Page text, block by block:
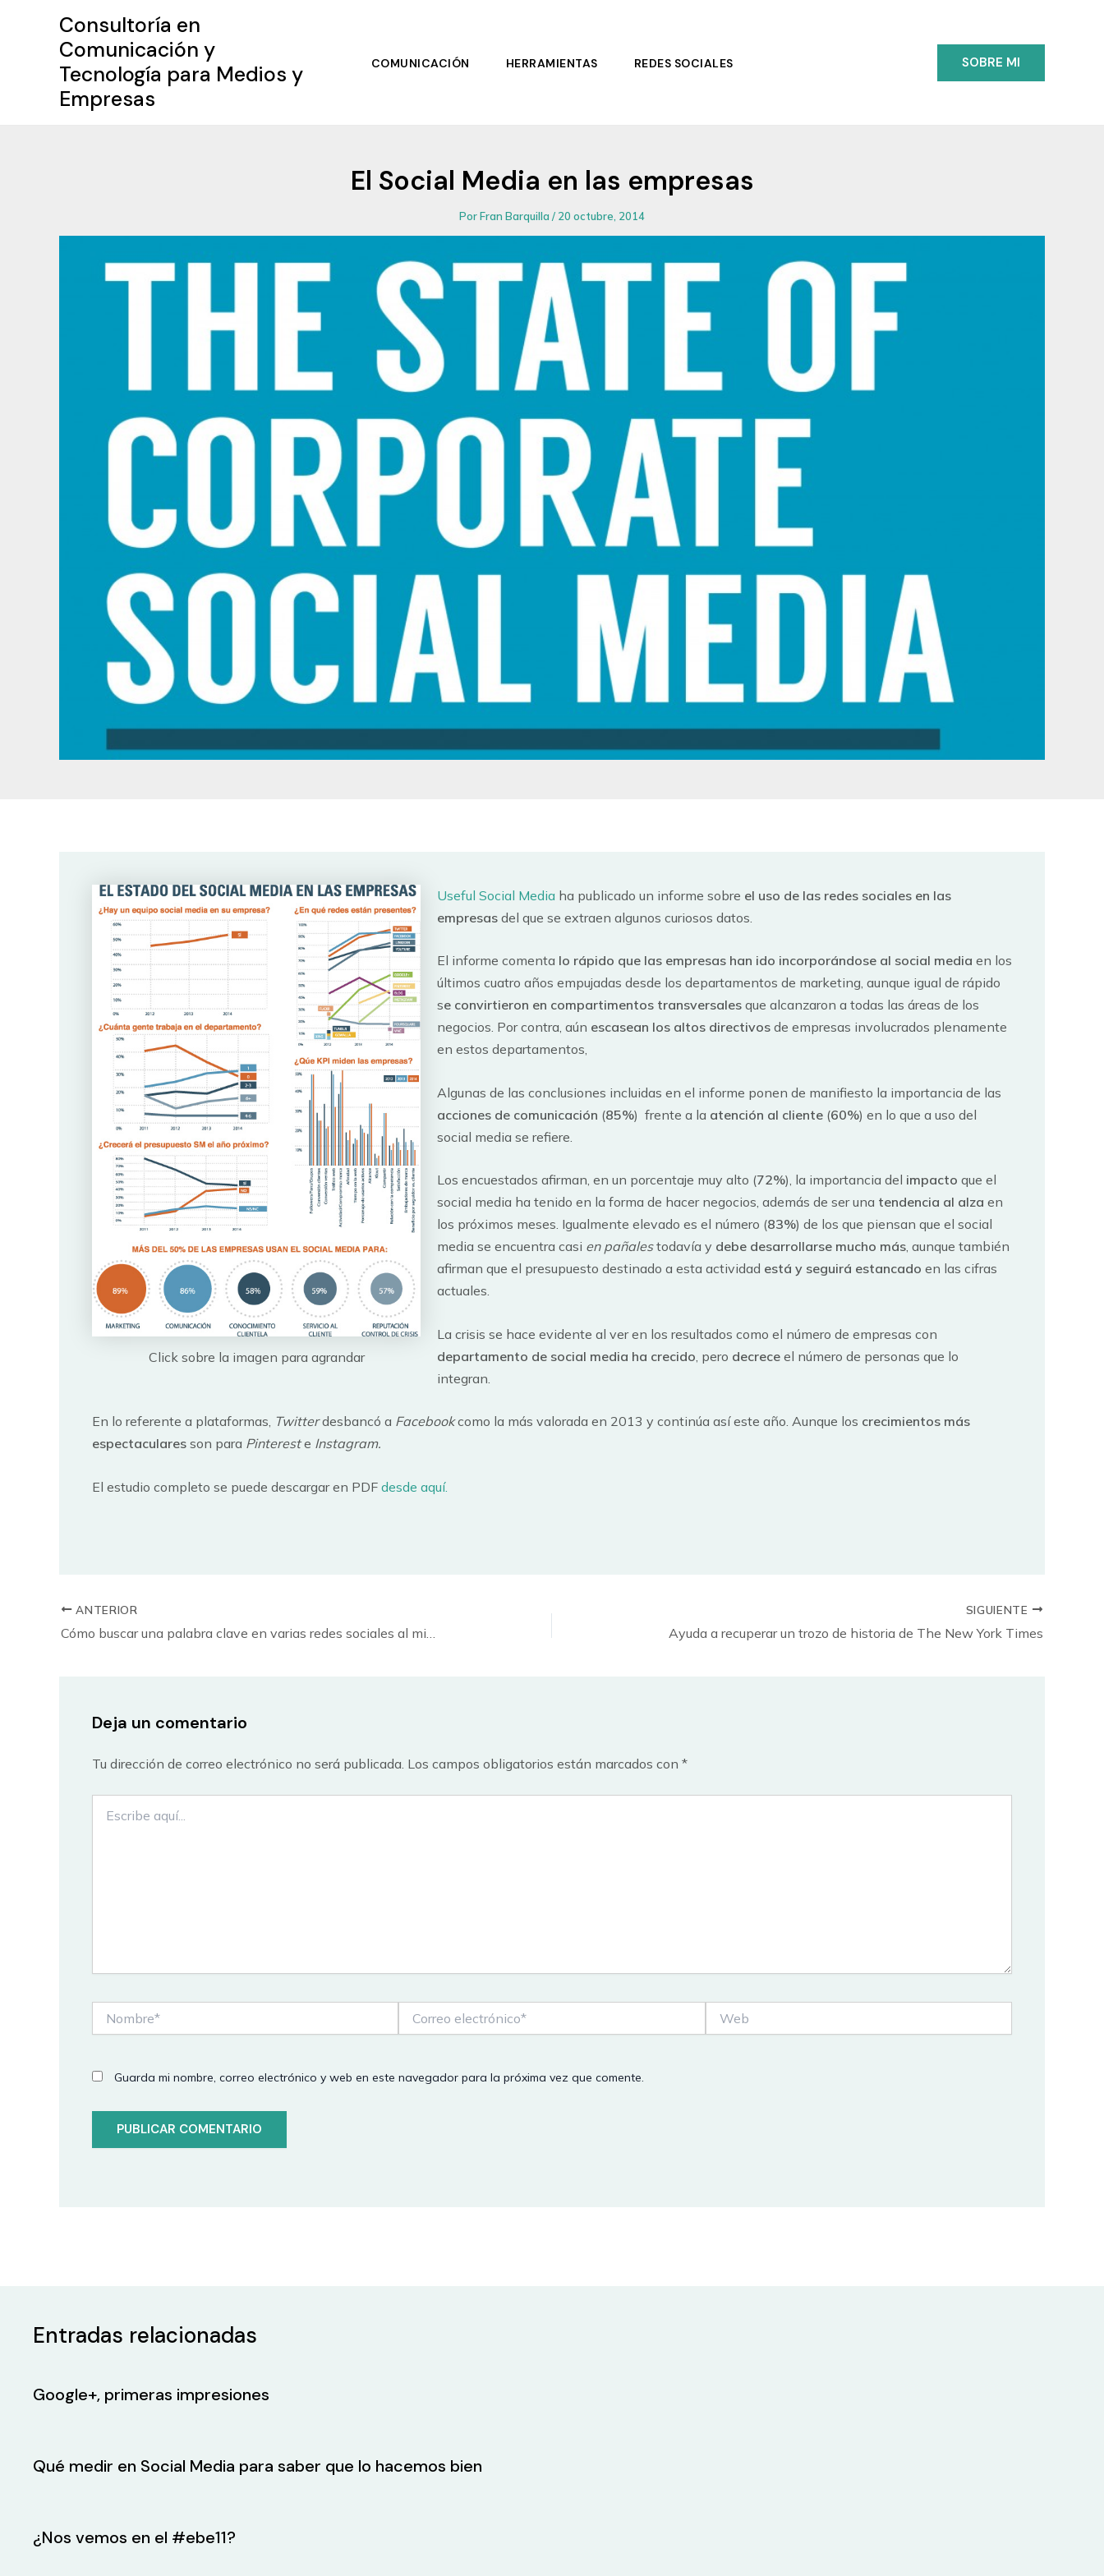
Consultoría en
Comunicación y
Tecnología para Medios y
Empresas
COMUNICACIÓN HERRAMIENTAS REDES SOCIALES SOBRE MI
El Social Media en las empresas
PorFran Barquilla/ 20 octubre, 2014
Click sobre la imagen para agrandar
Useful Social Media ha publicado un informe sobre el uso de las redes sociales en las
empresas del que se extraen algunos curiosos datos.
El informe comenta lo rápido que las empresas han ido incorporándose al social media en los
últimos cuatro años empujadas desde los departamentos de marketing, aunque igual de rápido
se convirtieron en compartimentos transversales que alcanzaron a todas las áreas de los
negocios. Por contra, aún escasean los altos directivos de empresas involucrados plenamente
en estos departamentos,
Algunas de las conclusiones incluidas en el informe ponen de manifiesto la importancia de las
acciones de comunicación (85%) frente a la atención al cliente (60%) en lo que a uso del
social media se refiere.
Los encuestados afirman, en un porcentaje muy alto (72%), la importancia del impacto que el
social media ha tenido en la forma de hacer negocios, además de ser una tendencia al alza en
los próximos meses. Igualmente elevado es el número (83%) de los que piensan que el social
media se encuentra casi en pañalestodavía y debe desarrollarse mucho más, aunque también
afirman que el presupuesto destinado a esta actividad está y seguirá estancado en las cifras
actuales.
La crisis se hace evidente al ver en los resultados como el número de empresas con
departamento de social media ha crecido , pero decrece el número de personas que lo
integran.
En lo referente a plataformas, Twitterdesbancó a Facebookcomo la más valorada en 2013 y continúa así este año. Aunque los crecimientos más
espectaculares son para Pintereste Instagram.
El estudio completo se puede descargar en PDF desde aquí.
ANTERIOR
Cómo buscar una palabra clave en varias redes sociales al mismo tiempo: #tagboard
SIGUIENTE
Ayuda a recuperar un trozo de historia de The New York Times
Deja un comentario
Tu dirección de correo electrónico no será publicada. Los campos obligatorios están marcados con *
aquí...
electrónico*
Guarda mi nombre, correo electrónico y web en este navegador para la próxima vez que comente.
Entradas relacionadas
Google+, primeras impresiones
Qué medir en Social Media para saber que lo hacemos bien
¿Nos vemos en el #ebe11?